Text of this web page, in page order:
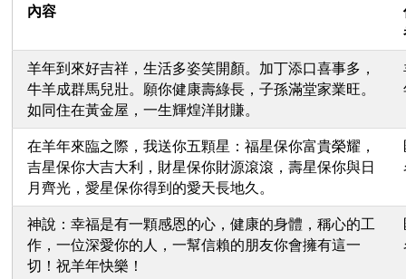
內容
羊年到來好吉祥，生活多姿笑開顏。加丁添口喜事多，
牛羊成群馬兒壯。願你健康壽綠長，子孫滿堂家業旺。
如同住在黃金屋，一生輝煌洋財賺。
在羊年來臨之際，我送你五顆星：福星保你富貴榮耀，
吉星保你大吉大利，財星保你財源滾滾，壽星保你與日
月齊光，愛星保你得到的愛天長地久。
神說：幸福是有一顆感恩的心，健康的身體，稱心的工
作，一位深愛你的人，一幫信賴的朋友你會擁有這一
切！祝羊年快樂！